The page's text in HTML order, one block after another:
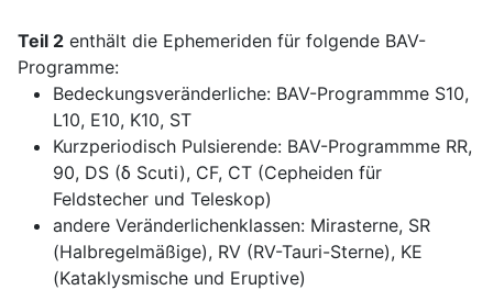
Teil 2 enthält die Ephemeriden für folgende BAV-
Programme:
Bedeckungsveränderliche: BAV-Programmme S10,
L10, E10, K10, ST
Kurzperiodisch Pulsierende: BAV-Programmme RR,
90, DS (δ Scuti), CF, CT (Cepheiden für
Feldstecher und Teleskop)
andere Veränderlichenklassen: Mirasterne, SR
(Halbregelmäßige), RV (RV-Tauri-Sterne), KE
(Kataklysmische und Eruptive)